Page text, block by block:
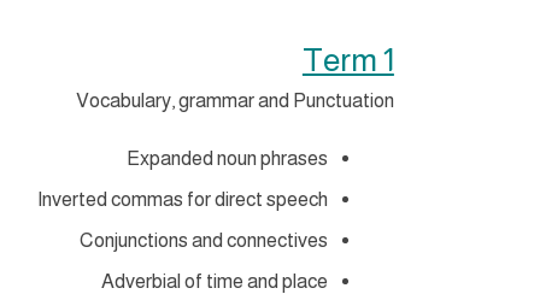
Term 1
Vocabulary, grammar and Punctuation
Expanded noun phrases
Inverted commas for direct speech
Conjunctions and connectives
Adverbial of time and place